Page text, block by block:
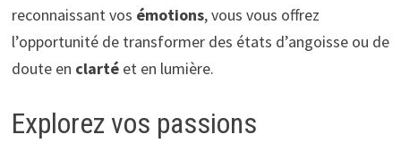
reconnaissant vos émotions, vous vous offrez
l’opportunité de transformer des états d’angoisse ou de
doute en clartéet en lumière.
Explorez vos passions